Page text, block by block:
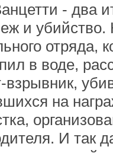
- два
и убийство.
отряда,
в воде,
на
И так